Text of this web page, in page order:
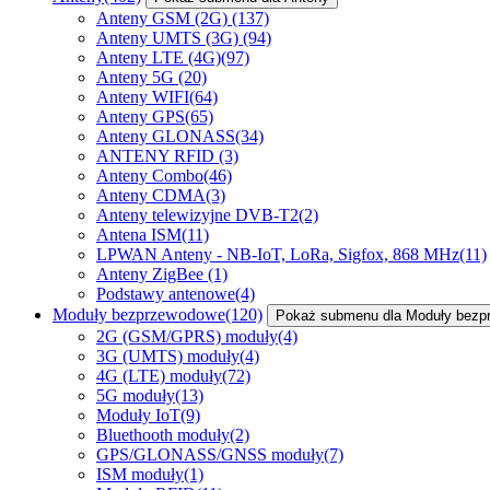
Anteny GSM (2G) (137)
Anteny UMTS (3G) (94)
Anteny LTE (4G)(97)
Anteny 5G (20)
Anteny WIFI(64)
Anteny GPS(65)
Anteny GLONASS(34)
ANTENY RFID (3)
Anteny Combo(46)
Anteny CDMA(3)
Anteny telewizyjne DVB-T2(2)
Antena ISM(11)
LPWAN Anteny - NB-IoT, LoRa, Sigfox, 868 MHz(11)
Anteny ZigBee (1)
Podstawy antenowe(4)
Moduły bezprzewodowe(120) Pokaż submenu dla Moduły
2G (GSM/GPRS) moduły(4)
3G (UMTS) moduły(4)
4G (LTE) moduły(72)
5G moduły(13)
Moduły IoT(9)
Bluethooth moduły(2)
GPS/GLONASS/GNSS moduły(7)
ISM moduły(1)